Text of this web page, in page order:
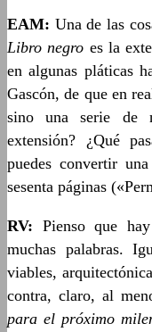
EAM: Una de las
Libro negro es la
en algunas pláticas
Gascón, de que en
sino una serie de
extensión? ¿Qué
puedes convertir
sesenta páginas
RV: Pienso que
muchas palabras.
viables,
contra, claro, al
para el próximo